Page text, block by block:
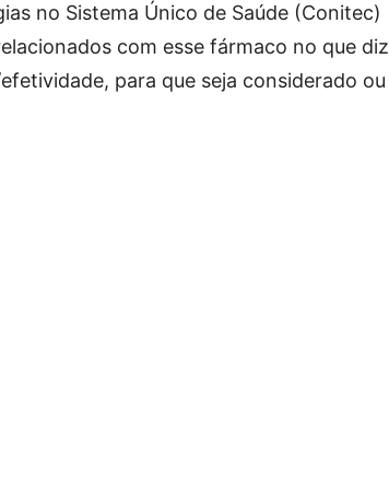
no Sistema Único de Saúde (Conitec)
com esse fármaco no que diz
para que seja considerado ou